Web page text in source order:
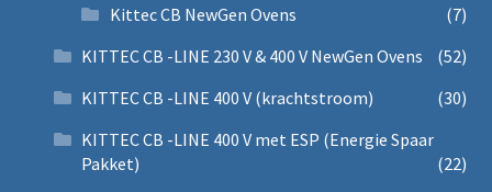
Kittec CB NewGen Ovens
(7)
KITTEC CB -LINE 230 V & 400 V NewGen Ovens
(52)
KITTEC CB -LINE 400 V (krachtstroom)
(30)
KITTEC CB -LINE 400 V met ESP (Energie Spaar
Pakket)
(22)